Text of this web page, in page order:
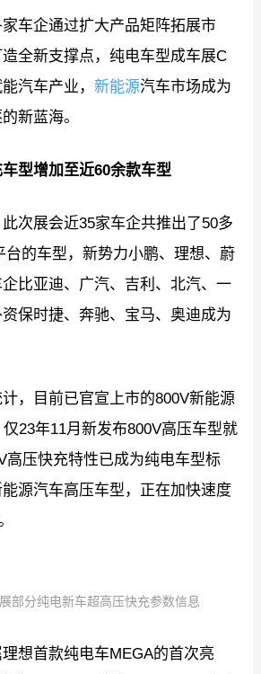
车企通过扩大产品矩阵拓展市
全新支撑点，纯电车型成车展C
汽车产业， 新能源汽车市场成为
新蓝海。
型增加至近60余款车型
次展会近35家车企共推出了50多
台的车型，新势力小鹏、理想、蔚
比亚迪、广汽、吉利、北汽、一
保时捷、奔驰、宝马、奥迪成为
，目前已官宣上市的800V新能源
23年11月新发布800V高压车型就
高压快充特性已成为纯电车型标
源汽车高压车型，正在加快速度
部分纯电新车超高压快充参数信息
想首款纯电车MEGA的首次亮